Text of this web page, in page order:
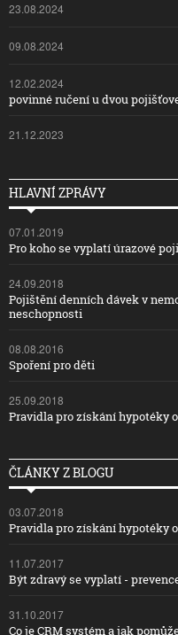
23.08.2024
09.08.2024
12.02.2024
povinné ručení u dvou
21.12.2023
HLAVNÍ ZPRÁVY
07.01.2019
Pro koho se vyplatí úrazové
24.09.2018
Pojištění denních dávek v
neschopnosti
08.08.2016
Spoření pro děti
25.09.2018
Pravidla pro získání hypotéky
ČLÁNKY Z BLOGU
03.07.2018
Pravidla pro získání hypotéky
11.07.2017
Být zdravý se vyplatí -
31.10.2017
Co je CRM systém a jak